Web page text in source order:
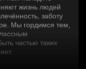
жизнь людей
заботу
Мы гордимся тем,
частью таких